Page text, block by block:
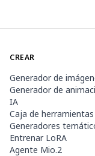
CREAR
Generador de
Generador de
IA
Caja de herramientas
Generadores
Entrenar LoRA
Agente Mio.2